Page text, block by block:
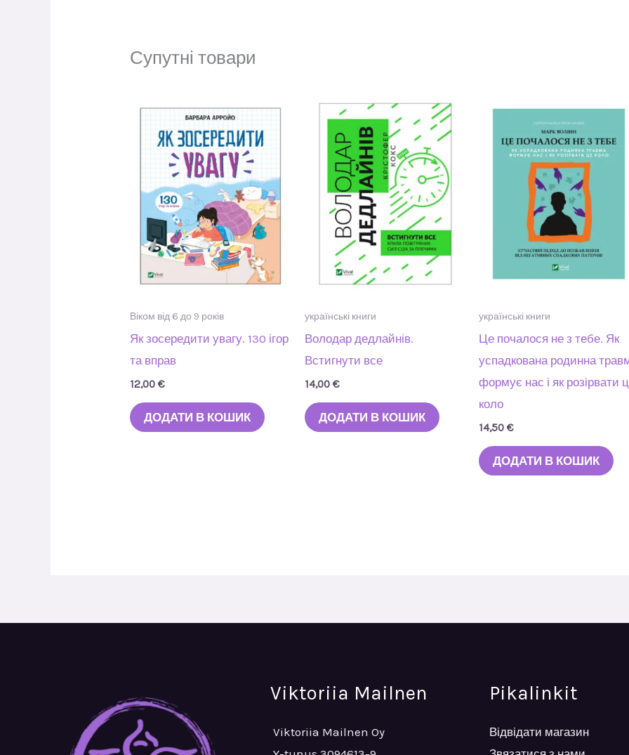
Супутні товари
Віком від 6 до 9 років
Як зосередити увагу. 130 ігор
та вправ
12,00€
ДОДАТИ В КОШИК
українські книги
Володар дедлайнів.
Встигнути все
14,00 €
ДОДАТИ В КОШИК
українські книги
Це почалося не з тебе. Як
успадкована родинна
формує нас і як розірвати
коло
14,50 €
ДОДАТИ В КОШИК
Viktoriia Mailnen
Viktoriia Mailnen Oy
Pikalinkit
Відвідати магазин